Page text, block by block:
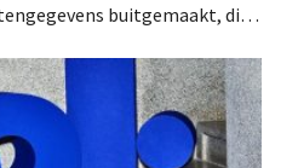
buitgemaakt, die
op alert te zijn voor